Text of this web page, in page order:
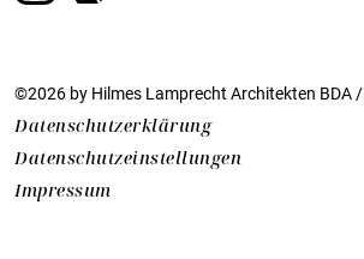
©2026 by Hilmes Lamprecht Architekten BDA /
Datenschutzerklärung
Datenschutzeinstellungen
Impressum